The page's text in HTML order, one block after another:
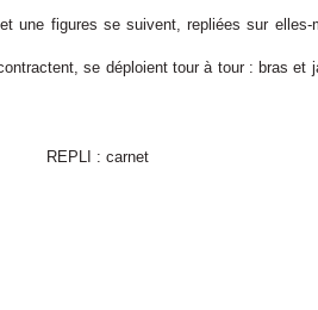
une figures se suivent, repliées sur elles-
se déploient tour à tour : bras et